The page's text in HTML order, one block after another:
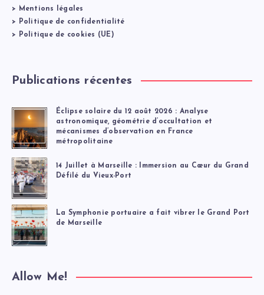
>
Mentions légales
>
Politique de confidentialité
>
Politique de cookies (UE)
Publications récentes
Éclipse solaire du 12 août 2026 : Analyse
astronomique, géométrie d’occultation et
mécanismes d’observation en France
métropolitaine
14 Juillet à Marseille : Immersion au Cœur du Grand
Défilé du Vieux-Port
La Symphonie portuaire a fait vibrer le Grand Port
de Marseille
Allow Me!